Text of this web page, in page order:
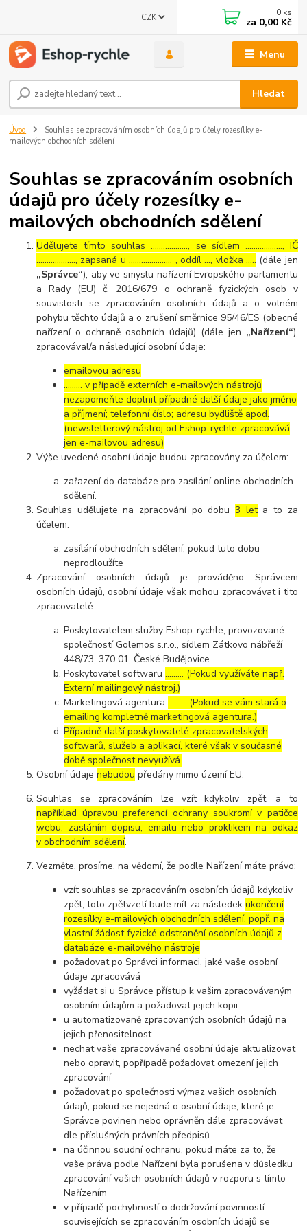
Menu
CZK
Hledat
0 ks
za 0,00 Kč
Úvod
Souhlas se zpracováním osobních údajů pro účely rozesílky e-
mailových obchodních sdělení
Souhlas se zpracováním osobních
údajů pro účely rozesílky e-
mailových obchodních sdělení
Udělujete tímto souhlas ……………..., se sídlem ………………, IČ
………………., zapsaná u ………………… , oddíl …, vložka ….. (dále jen
„Správce“), aby ve smyslu nařízení Evropského parlamentu
a Rady (EU) č. 2016/679 o ochraně fyzických osob v
souvislosti se zpracováním osobních údajů a o volném
pohybu těchto údajů a o zrušení směrnice 95/46/ES (obecné
nařízení o ochraně osobních údajů) (dále jen „Nařízení“),
zpracovával/a následující osobní údaje:
emailovou adresu
……… v případě externích e-mailových nástrojů
nezapomeňte doplnit případné další údaje jako jméno
a příjmení; telefonní číslo; adresu bydliště apod.
(newsletterový nástroj od Eshop-rychle zpracovává
jen e-mailovou adresu)
Výše uvedené osobní údaje budou zpracovány za účelem:
zařazení do databáze pro zasílání online obchodních
sdělení.
Souhlas udělujete na zpracování po dobu3 leta to za
účelem:
zasílání obchodních sdělení, pokud tuto dobu
neprodloužíte
Zpracování osobních údajů je prováděno Správcem
osobních údajů, osobní údaje však mohou zpracovávat i tito
zpracovatelé:
Poskytovatelem služby Eshop-rychle, provozované
společností Golemos s.r.o., sídlem Zátkovo nábřeží
448/73, 370 01, České Budějovice
Poskytovatel softwaru……… (Pokud využíváte např.
Externí mailingový nástroj.)
Marketingová agentura……… (Pokud se vám stará o
emailing kompletně marketingová agentura.)
Případně další poskytovatelé zpracovatelských
softwarů, služeb a aplikací, které však v současné
době společnost nevyužívá.
Osobní údajenebudou předány mimo území EU.
Souhlas se zpracováním lze vzít kdykoliv zpět, a to
například úpravou preferencí ochrany soukromí v patičce
webu, zasláním dopisu, emailu nebo proklikem na odkaz
v obchodním sdělení.
Vezměte, prosíme, na vědomí, že podle Nařízení máte právo:
vzít souhlas se zpracováním osobních údajů kdykoliv
zpět, toto zpětvzetí bude mít za následekukončení
rozesílky e-mailových obchodních sdělení, popř. na
vlastní žádost fyzické odstranění osobních údajů z
databáze e-mailového nástroje
požadovat po Správci informaci, jaké vaše osobní
údaje zpracovává
vyžádat si u Správce přístup k vašim zpracovávaným
osobním údajům a požadovat jejich kopii
u automatizovaně zpracovaných osobních údajů na
jejich přenositelnost
nechat vaše zpracovávané osobní údaje aktualizovat
nebo opravit, popřípadě požadovat omezení jejich
zpracování
požadovat po společnosti výmaz vašich osobních
údajů, pokud se nejedná o osobní údaje, které je
Správce povinen nebo oprávněn dále zpracovávat
dle příslušných právních předpisů
na účinnou soudní ochranu, pokud máte za to, že
vaše práva podle Nařízení byla porušena v důsledku
zpracování vašich osobních údajů v rozporu s tímto
Nařízením
v případě pochybností o dodržování povinností
souvisejících se zpracováním osobních údajů se